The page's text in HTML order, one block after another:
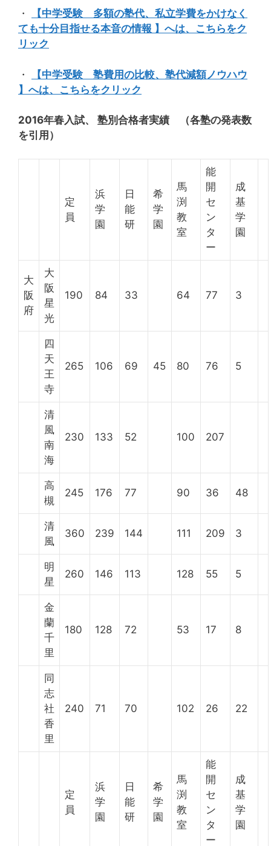
・
【中学受験 多額の塾代、私立学費をかけなく
ても十分目指せる本音の情報 】へは、こちらをク
リック
・
【中学受験 塾費用の比較、塾代減額ノウハウ
】へは、こちらをクリック
2016年春入試、 塾別合格者実績 （各塾の発表数
を引用）
定
員
浜
学
園
日
能
研
希
学
園
馬
渕
教
室
能
開
セ
ン
タ
ー
成
基
学
園
大
阪
府
大
阪
星
光
190 84 33 64 77 3
四
天
王
寺
265 106 69 45 80 76 5
清
風
南
海
230 133 52 100 207
高
槻
245 176 77 90 36 48
清
風
360 239 144 111 209 3
明
星
260 146 113 128 55 5
金
蘭
千
里
180 128 72 53 17 8
同
志
社
香
里
240 71 70 102 26 22
定
員
浜
学
園
日
能
研
希
学
園
馬
渕
教
室
能
開
セ
ン
タ
ー
成
基
学
園